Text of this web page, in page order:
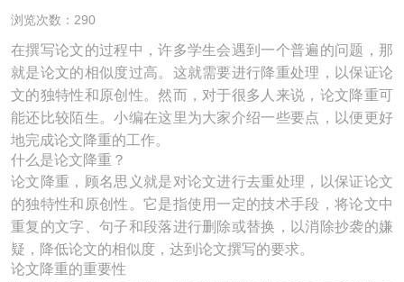
浏览次数：290
在撰写论文的过程中，许多学生会遇到一个普遍的问题，那
就是论文的相似度过高。这就需要进行降重处理，以保证论
文的独特性和原创性。然而，对于很多人来说，论文降重可
能还比较陌生。小编在这里为大家介绍一些要点，以便更好
地完成论文降重的工作。
什么是论文降重？
论文降重，顾名思义就是对论文进行去重处理，以保证论文
的独特性和原创性。它是指使用一定的技术手段，将论文中
重复的文字、句子和段落进行删除或替换，以消除抄袭的嫌
疑，降低论文的相似度，达到论文撰写的要求。
论文降重的重要性